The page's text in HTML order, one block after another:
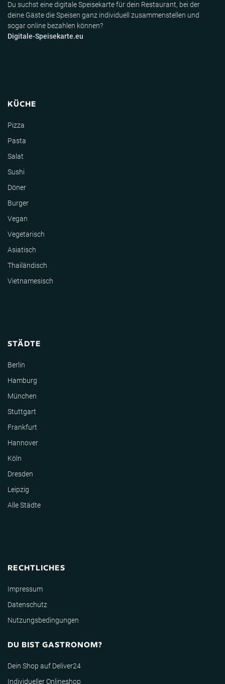
Du suchst eine digitale Speisekarte für dein Restaurant, bei der
deine Gäste die Speisen ganz individuell zusammenstellen und
sogar online bezahlen können?
Digitale-Speisekarte.eu
KÜCHE
Pizza
Pasta
Salat
Sushi
Döner
Burger
Vegan
Vegetarisch
Asiatisch
Thailändisch
Vietnamesisch
STÄDTE
Berlin
Hamburg
München
Stuttgart
Frankfurt
Hannover
Köln
Dresden
Leipzig
Alle Städte
RECHTLICHES
Impressum
Datenschutz
Nutzungsbedingungen
DU BIST GASTRONOM?
Dein Shop auf Deliver24
Individueller Onlineshop